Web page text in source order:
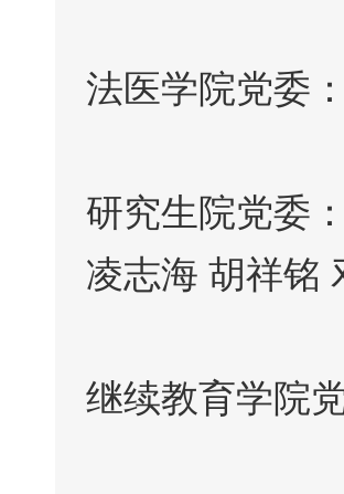
法医学院党委
研究生院党委：
凌志海 胡祥铭
继续教育学院